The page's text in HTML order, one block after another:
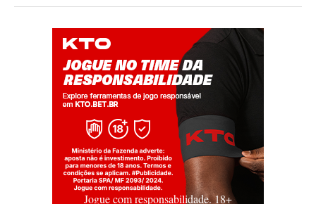
Jogue com responsabilidade. 18+